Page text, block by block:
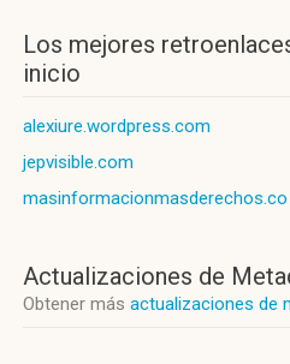
Los mejores
inicio
alexiure.wordpress.com
jepvisible.com
masinformacionmasderechos.co
Actualizaciones de
Obtener más actualizaciones de